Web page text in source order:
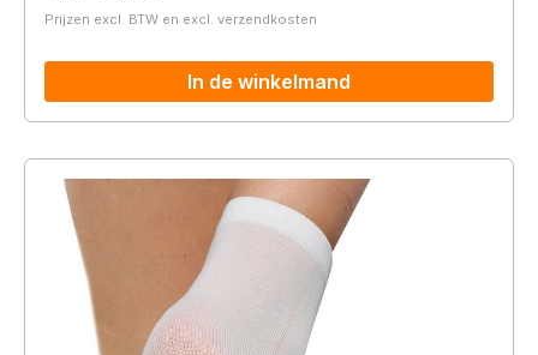
Prijzen excl. BTW en excl. verzendkosten
In de winkelmand